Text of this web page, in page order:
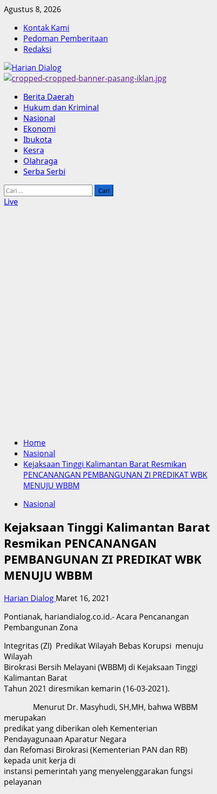
Skip
content
Agustus 8, 2026
Kontak Kami
Pedoman Pemberitaan
Redaksi
Primary
Menu
Berita Daerah
Hukum dan Kriminal
Nasional
Ekonomi
Ibukota
Kesra
Olahraga
Serba Serbi
Cari
untuk:
Live
Home
Nasional
Kejaksaan Tinggi Kalimantan Barat Resmikan
PENCANANGAN PEMBANGUNAN ZI PREDIKAT WBK
MENUJU WBBM
Nasional
Kejaksaan Tinggi Kalimantan Barat
Resmikan PENCANANGAN
PEMBANGUNAN ZI PREDIKAT WBK
MENUJU WBBM
Harian Dialog Maret 16, 2021
Pontianak, hariandialog.co.id.- Acara Pencanangan
Pembangunan Zona
Integritas (ZI) Predikat Wilayah Bebas Korupsi menuju
Wilayah
Birokrasi Bersih Melayani (WBBM) di Kejaksaan Tinggi
Kalimantan Barat
Tahun 2021 diresmikan kemarin (16-03-2021).
Menurut Dr. Masyhudi, SH,MH, bahwa WBBM
merupakan
predikat yang diberikan oleh Kementerian
Pendayagunaan Aparatur Negara
dan Refomasi Birokrasi (Kementerian PAN dan RB)
kepada unit kerja di
instansi pemerintah yang menyelenggarakan fungsi
pelayanan